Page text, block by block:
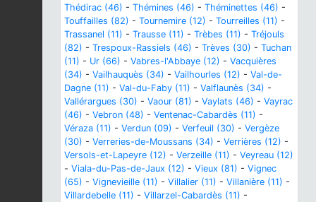
Thédirac (46) - Thémines (46) - Théminettes (46) -
Touffailles (82) - Tournemire (12) - Tourreilles (11) -
Trassanel (11) - Trausse (11) - Trèbes (11) - Tréjouls
(82) - Trespoux-Rassiels (46) - Trèves (30) - Tuchan
(11) - Ur (66) - Vabres-l'Abbaye (12) - Vacquières
(34) - Vailhauquès (34) - Vailhourles (12) - Val-de-
Dagne (11) - Val-du-Faby (11) - Valflaunès (34) -
Vallérargues (30) - Vaour (81) - Vaylats (46) - Vayrac
(46) - Vebron (48) - Ventenac-Cabardès (11) -
Véraza (11) - Verdun (09) - Verfeuil (30) - Vergèze
(30) - Verreries-de-Moussans (34) - Verrières (12) -
Versols-et-Lapeyre (12) - Verzeille (11) - Veyreau (12)
- Viala-du-Pas-de-Jaux (12) - Vieux (81) - Vignec
(65) - Vignevieille (11) - Villalier (11) - Villanière (11) -
Villardebelle (11) - Villarzel-Cabardès (11) -